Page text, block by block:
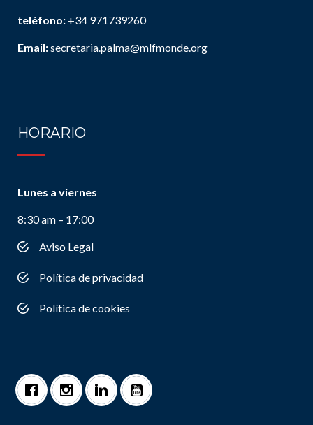
teléfono: +34 971739260
Email:secretaria.palma@mlfmonde.org
HORARIO
Lunes a viernes
8:30 am – 17:00
Aviso Legal
Política de privacidad
Política de cookies